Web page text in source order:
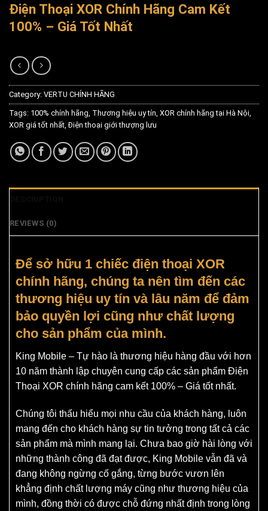
Điện Thoại XOR Chính Hãng Cam Kết
100% – Giá Tốt Nhất
Category: VERTU CHÍNH HÃNG
Tags: 100% chính hãng Thương hiệu uy tín XOR chính hãng tại Hà Nội
XOR giá tốt nhất ,Điện thoại giới thượng lưu
REVIEWS (0)
Để sở hữu 1 chiếc điện thoại XOR
chính hãng, chúng ta nên tìm đến các
thương hiệu uy tín và lâu năm để đảm
bảo quyền lợi cũng như chất lượng
cho sản phẩm của mình.
King Mobile – Tự hào là thương hiệu hàng đầu với hơn
10 năm thành lập chuyên cung cấp các sản phẩm Điện
Thoại XOR chính hãng cam kết 100% – Giá tốt nhất.
Chúng tôi thấu hiểu mọi nhu cầu của khách hàng, luôn
mang đến cho khách hàng sự tin tưởng trong tất cả các
sản phẩm mà mình mang lại. Chưa bao giờ hài lòng với
những thành công đã đạt được, King Mobile vẫn đã và
đang không ngừng cố gắng, từng bước vươn lên
khẳng định chất lượng máy cũng như thương hiệu của
mình, đồng thời có được chỗ đứng nhất định trong lòng